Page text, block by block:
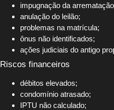
impugnação da
anulação do leilão;
problemas na matrícula;
ônus não identificados;
ações judiciais do antigo
Riscos financeiros
débitos elevados;
condomínio atrasado;
IPTU não calculado;